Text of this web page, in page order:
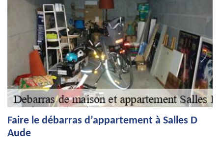
Faire le débarras d’appartement à Salles D
Aude